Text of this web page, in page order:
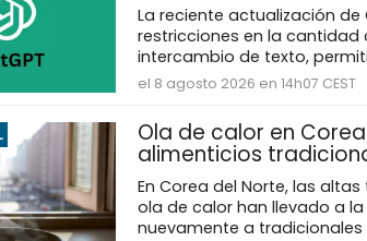
La reciente actualización de
restricciones en la cantidad
intercambio de texto,
el 8 agosto 2026 en 14h07 CEST
Ola de calor en
alimenticios
En Corea del Norte, las
ola de calor han llevado a
nuevamente a tradicionales